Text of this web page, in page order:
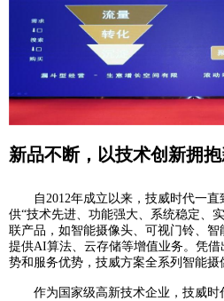
新品不断，以技术创新拥
自2012年成立以来，技威时代一直
供“技术先进、功能强大、系统稳定、
联产品，如智能摄像头、可视门铃、
提供AI算法、云存储等增值业务。凭
势和服务优势，技威方案全系列智能摄
作为国家级高新技术企业，技威时